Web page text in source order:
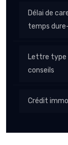
Délai de
temps
Lettre type
conseils
Crédit